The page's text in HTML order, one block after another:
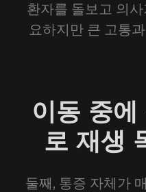
환자를 돌보고 의
요하지만 큰 고통
이동 중
로 재생
둘째, 통증 자체가